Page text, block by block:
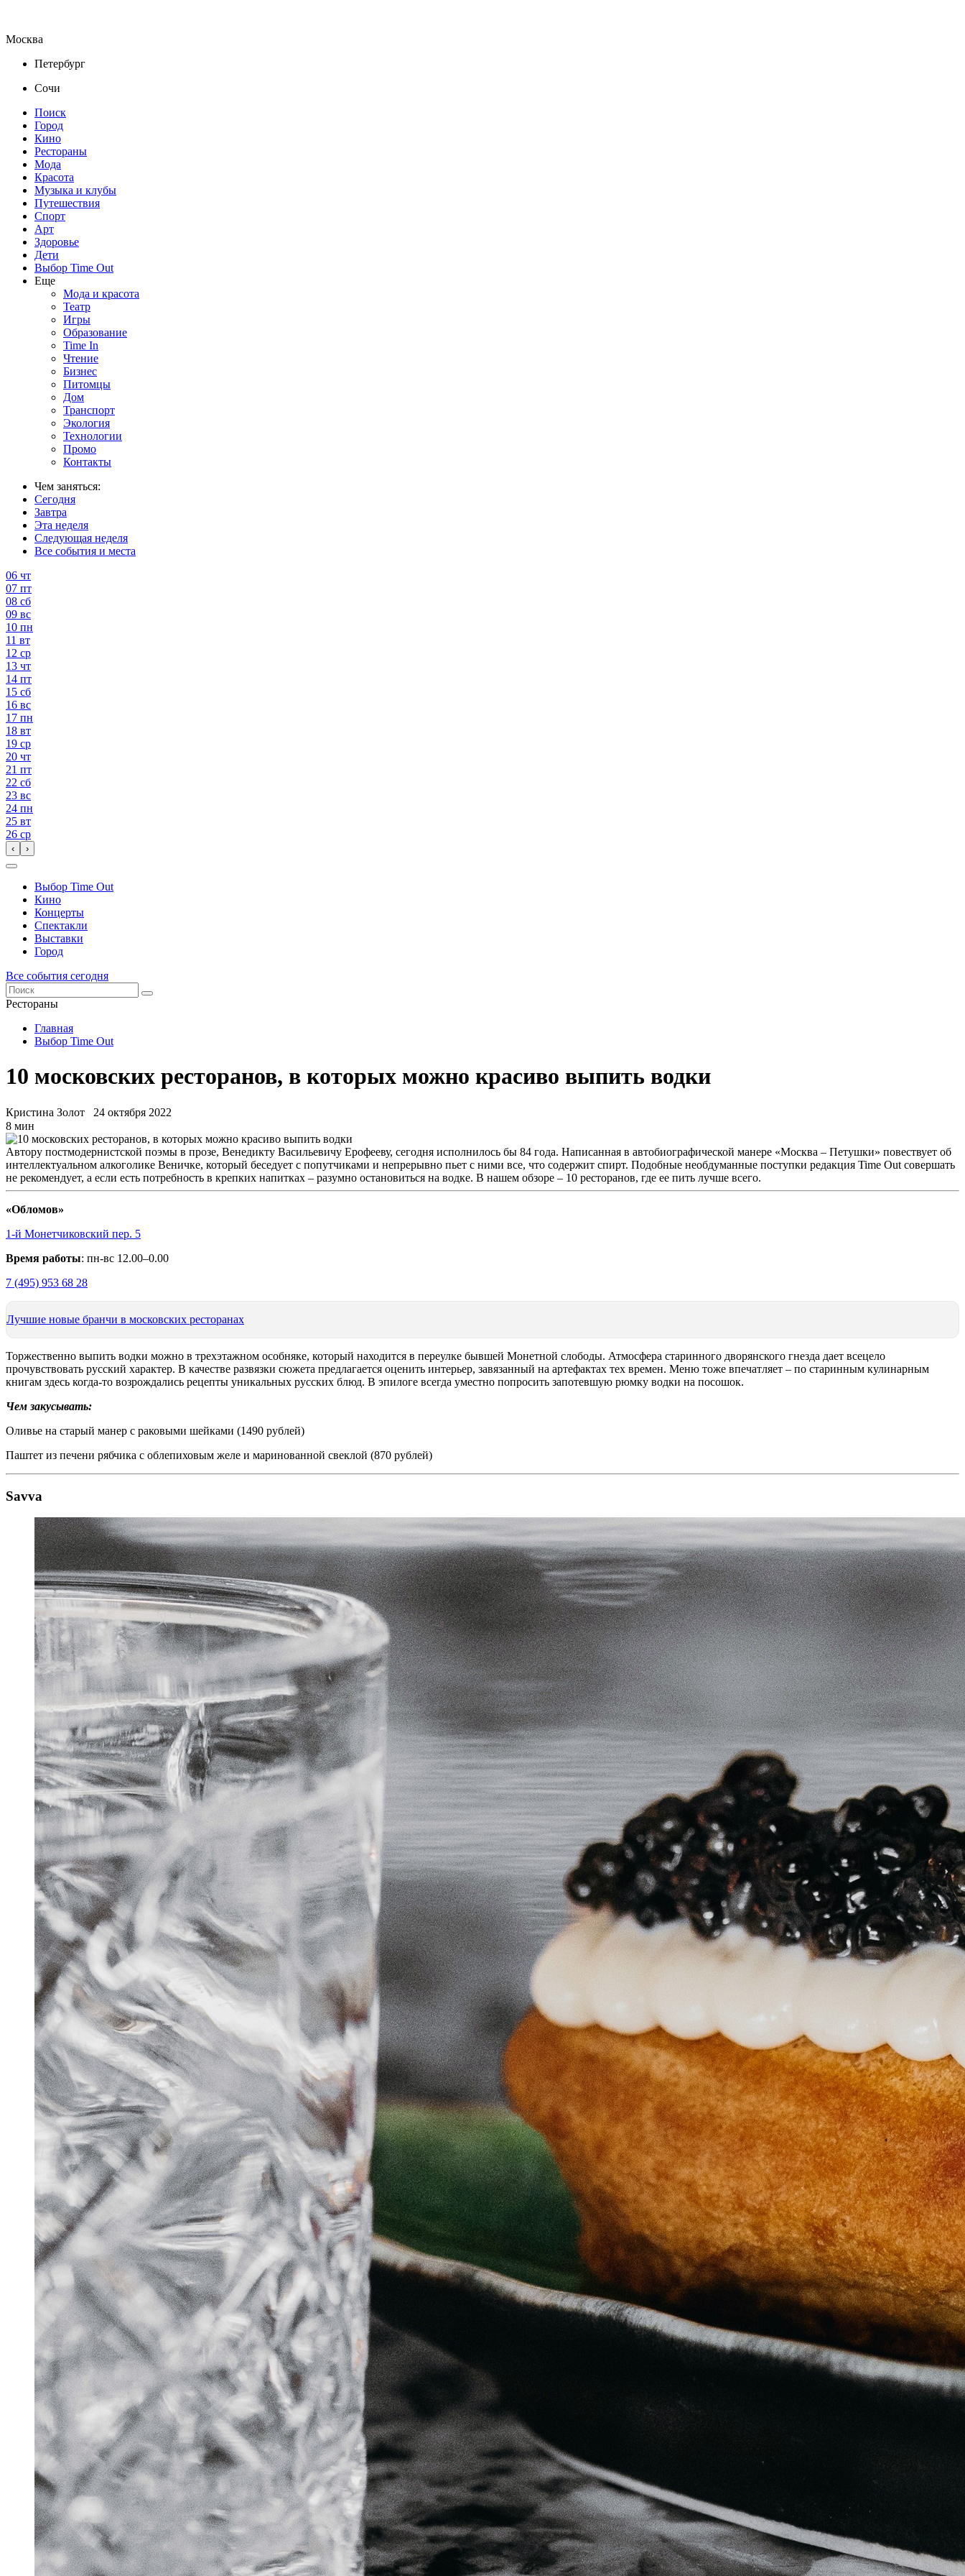
Москва
Петербург
Сочи
Поиск
Город
Кино
Рестораны
Мода
Красота
Музыка и клубы
Путешествия
Спорт
Арт
Здоровье
Дети
Выбор Time Out
Еще
Мода и красота
Театр
Игры
Образование
Time In
Чтение
Бизнес
Питомцы
Дом
Транспорт
Экология
Технологии
Промо
Контакты
Чем заняться:
Сегодня
Завтра
Эта неделя
Следующая неделя
Все события и места
06 чт
07 пт
08 сб
09 вс
10 пн
11 вт
12 ср
13 чт
14 пт
15 сб
16 вс
17 пн
18 вт
19 ср
20 чт
21 пт
22 сб
23 вс
24 пн
25 вт
26 ср
‹ ›
Выбор Time Out
Кино
Концерты
Спектакли
Выставки
Город
Все события сегодня
Рестораны
Главная
Выбор Time Out
10 московских ресторанов, в которых можно красиво выпить водки
Кристина Золот
24 октября 2022
8 мин
Автору постмодернистской поэмы в прозе, Венедикту Васильевичу Ерофееву, сегодня исполнилось бы 84 года. Написанная в автобиографической манере «Москва – Петушки» повествует об
интеллектуальном алкоголике Веничке, который беседует с попутчиками и непрерывно пьет с ними все, что содержит спирт. Подобные необдуманные поступки редакция Time Out совершать
не рекомендует, а если есть потребность в крепких напитках – разумно остановиться на водке. В нашем обзоре – 10 ресторанов, где ее пить лучше всего.
«Обломов»
1-й Монетчиковский пер. 5
Время работы: пн-вс 12.00–0.00
7 (495) 953 68 28
Лучшие новые бранчи в московских ресторанах
Торжественно выпить водки можно в трехэтажном особняке, который находится в переулке бывшей Монетной слободы. Атмосфера старинного дворянского гнезда дает всецело
прочувствовать русский характер. В качестве развязки сюжета предлагается оценить интерьер, завязанный на артефактах тех времен. Меню тоже впечатляет – по старинным кулинарным
книгам здесь когда-то возрождались рецепты уникальных русских блюд. В эпилоге всегда уместно попросить запотевшую рюмку водки на посошок.
Чем закусывать:
Оливье на старый манер с раковыми шейками (1490 рублей)
Паштет из печени рябчика с облепиховым желе и маринованной свеклой (870 рублей)
Savva